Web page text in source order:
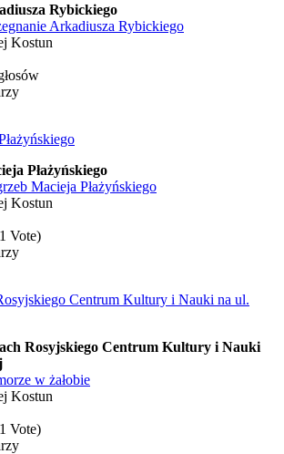
Rybickiego
Arkadiusza Rybickiego
Kostun
Płażyńskiego
Macieja Płażyńskiego
Kostun
Vote)
Rosyjskiego Centrum Kultury i Nauki
w żałobie
Kostun
Vote)